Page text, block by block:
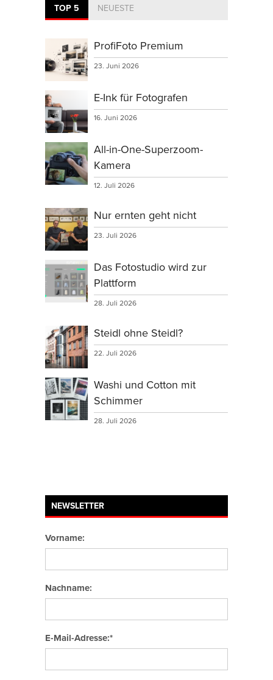
TOP 5 NEUESTE
ProfiFoto Premium
23. Juni 2026
E-Ink für Fotografen
16. Juni 2026
All-in-One-Superzoom-
Kamera
12. Juli 2026
Nur ernten geht nicht
23. Juli 2026
Das Fotostudio wird zur
Plattform
28. Juli 2026
Steidl ohne Steidl?
22. Juli 2026
Washi und Cotton mit
Schimmer
28. Juli 2026
NEWSLETTER
Vorname:
Nachname:
E-Mail-Adresse:*